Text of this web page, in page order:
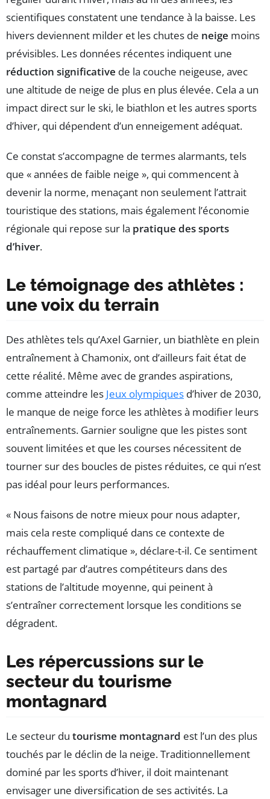
scientifiques constatent une tendance à la baisse. Les
hivers deviennent milder et les chutes de neige moins
prévisibles. Les données récentes indiquent une
réduction significative de la couche neigeuse, avec
une altitude de neige de plus en plus élevée. Cela a un
impact direct sur le ski, le biathlon et les autres sports
d’hiver, qui dépendent d’un enneigement adéquat.
Ce constat s’accompagne de termes alarmants, tels
que « années de faible neige », qui commencent à
devenir la norme, menaçant non seulement l’attrait
touristique des stations, mais également l’économie
régionale qui repose sur la pratique des sports
d’hiver.
Le témoignage des athlètes :
une voix du terrain
Des athlètes tels qu’Axel Garnier, un biathlète en plein
entraînement à Chamonix, ont d’ailleurs fait état de
cette réalité. Même avec de grandes aspirations,
comme atteindre les Jeux olympiques d’hiver de 2030,
le manque de neige force les athlètes à modifier leurs
entraînements. Garnier souligne que les pistes sont
souvent limitées et que les courses nécessitent de
tourner sur des boucles de pistes réduites, ce qui n’est
pas idéal pour leurs performances.
« Nous faisons de notre mieux pour nous adapter,
mais cela reste compliqué dans ce contexte de
réchauffement climatique », déclare-t-il. Ce sentiment
est partagé par d’autres compétiteurs dans des
stations de l’altitude moyenne, qui peinent à
s’entraîner correctement lorsque les conditions se
dégradent.
Les répercussions sur le
secteur du tourisme
montagnard
Le secteur du tourisme montagnard est l’un des plus
touchés par le déclin de la neige. Traditionnellement
dominé par les sports d’hiver, il doit maintenant
envisager une diversification de ses activités. La